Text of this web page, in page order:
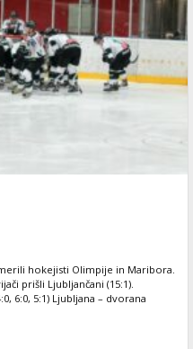
hokejisti Olimpije in Maribora.
prišli Ljubljančani (15:1).
6:0, 5:1) Ljubljana – dvorana